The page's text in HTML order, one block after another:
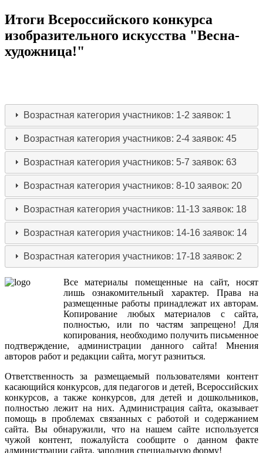
Итоги Всероссийского конкурса
изобразительного искусства "Весна-
художница!"
Возрастная категория участников: 1-2заявок: 1
Возрастная категория участников: 2-4заявок: 45
Возрастная категория участников: 5-7заявок: 63
Возрастная категория участников: 8-10заявок: 20
Возрастная категория участников: 11-13заявок: 18
Возрастная категория участников: 14-16заявок: 14
Возрастная категория участников: 17-18заявок: 2
Все материалы помещенные на сайт,носят
лишь
ознакомительный характер. Права
на
размещенные работы принадлежат их авторам.
Копирование
любых материалов с сайта,
полностью, или по частям запрещено! Для
копирования, необходимо получить письменное
подтверждение,администрации данного сайта! Мнения
авторов работ и редакции сайта, могут разниться.
Ответственность
за размещаемый пользователями
контент
касающийся конкурсов, для педагогов и детей, Всероссийских
конкурсов, а также конкурсов, для детей и дошкольников,
полностью лежит на них. Администрация сайта, оказывает
помощь в проблемах связанных с работой и содержанием
сайта. Вы обнаружили, что на нашем сайте используется
чужой
контент, пожалуйста сообщите о данном
факте
администрации сайта, заполнив специальную форму!